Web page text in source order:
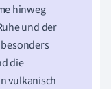
hinweg
und der
die
vulkanisch